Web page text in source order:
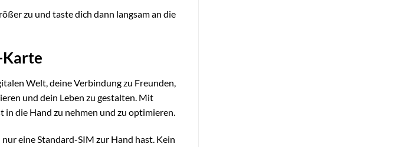
zu und taste dich dann langsam an die
Karte
Welt, deine Verbindung zu Freunden,
und dein Leben zu gestalten. Mit
die Hand zu nehmen und zu optimieren.
eine Standard-SIM zur Hand hast. Kein